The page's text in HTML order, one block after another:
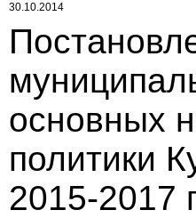
30.10.2014
основных
политики
2015-2017